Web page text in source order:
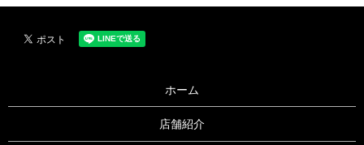
ホーム
店舗紹介